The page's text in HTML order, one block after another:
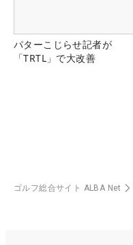
パターこじらせ記者が
「TRTL」で大改善
ゴルフ総合サイト ALBA Net